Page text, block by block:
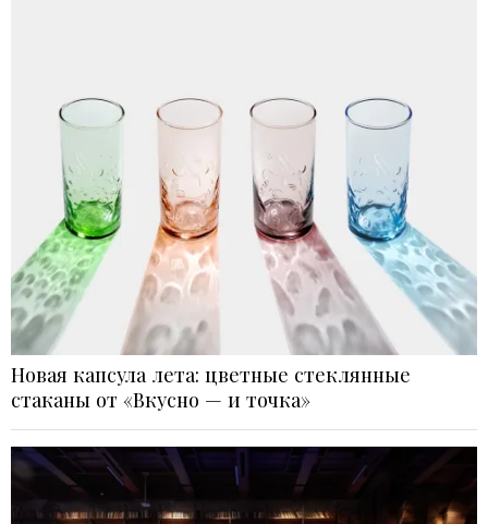
Новая капсула лета: цветные стеклянные
стаканы от «Вкусно — и точка»